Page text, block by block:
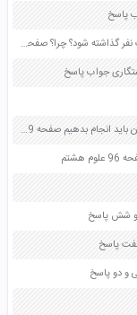
پاسخ
به نظر شما آیا صحیح است که در خانه، همه کارها بر دوش یک نفر گذاشته شود؟ چرا؟ صفحه 6 مطالعات اجتماعی هشتم
جواب پاسخ
تحقیق درباره ی کارهای دیگری که برای مراقبت از چشم هایمان باید انجام بدهیم صفحه 49 علوم پنجم